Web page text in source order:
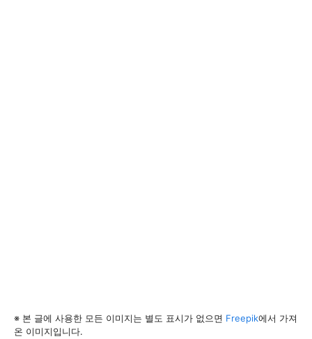
※ 본 글에 사용한 모든 이미지는 별도 표시가 없으면 Freepik에서 가져
온 이미지입니다.